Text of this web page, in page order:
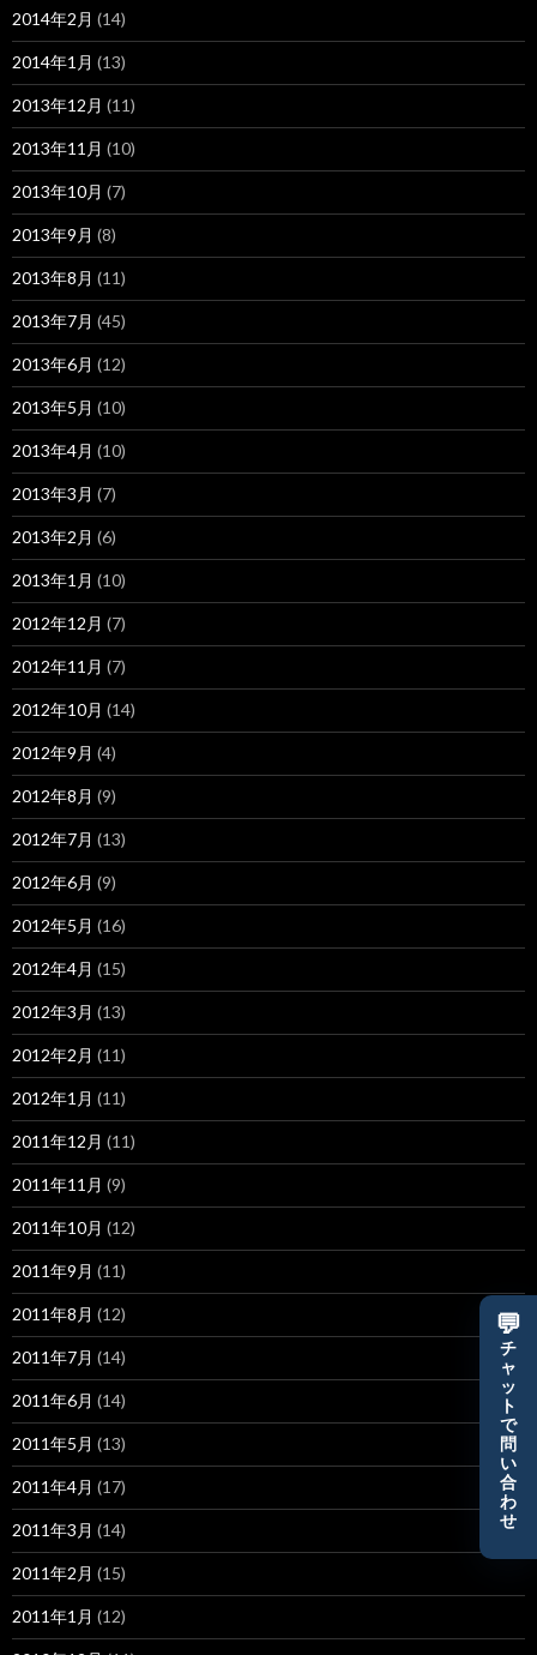
2014年2月 (14)
2014年1月 (13)
2013年12月 (11)
2013年11月 (10)
2013年10月 (7)
2013年9月 (8)
2013年8月 (11)
2013年7月 (45)
2013年6月 (12)
2013年5月 (10)
2013年4月 (10)
2013年3月 (7)
2013年2月 (6)
2013年1月 (10)
2012年12月 (7)
2012年11月 (7)
2012年10月 (14)
2012年9月 (4)
2012年8月 (9)
2012年7月 (13)
2012年6月 (9)
2012年5月 (16)
2012年4月 (15)
2012年3月 (13)
2012年2月 (11)
2012年1月 (11)
2011年12月 (11)
2011年11月 (9)
2011年10月 (12)
2011年9月 (11)
2011年8月 (12)
2011年7月 (14)
2011年6月 (14)
2011年5月 (13)
2011年4月 (17)
2011年3月 (14)
2011年2月 (15)
2011年1月 (12)
💬
チ
ャ
ッ
ト
で
問
い
合
わ
せ